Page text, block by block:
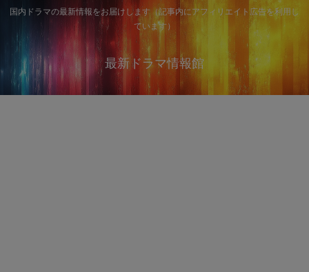
国内ドラマの最新情報をお届けします（記事内にアフィリエイト広告を利用し
ています）
最新ドラマ情報館